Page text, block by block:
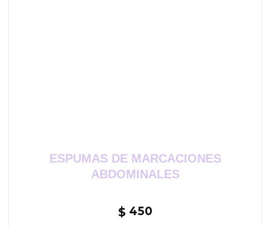
ESPUMAS DE MARCACIONES
ABDOMINALES
$ 450